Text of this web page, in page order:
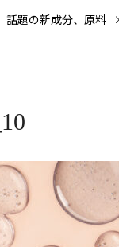
話題の新成分、原料